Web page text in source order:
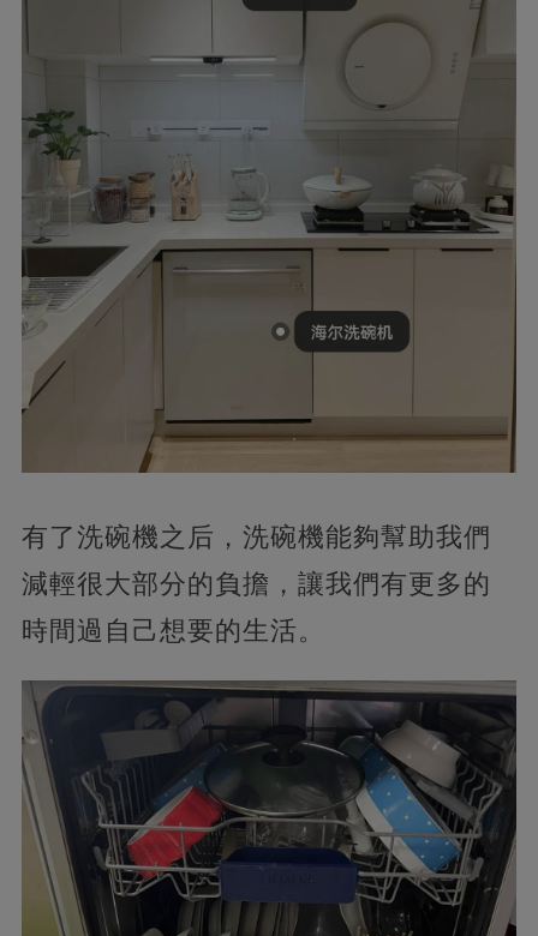
有了洗碗機之后，洗碗機能夠幫助我們
減輕很大部分的負擔，讓我們有更多的
時間過自己想要的生活。